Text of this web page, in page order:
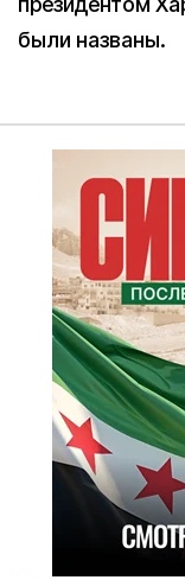
были названы.